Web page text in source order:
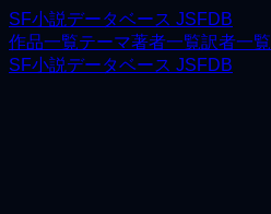
SF小説データベース JSFDB
作品一覧テーマ著者一覧訳者一覧
SF小説データベース JSFDB